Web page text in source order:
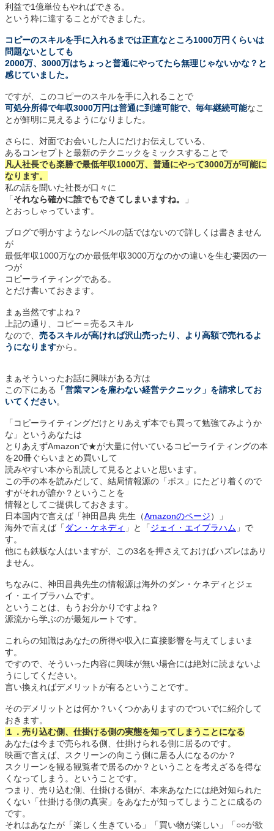
利益で1億単位もやればできる。
という粋に達することができました。
コピーのスキルを手に入れるまでは正直なところ1000万円くらいは
問題ないとしても
2000万、3000万はちょっと普通にやってたら無理じゃないかな？と
感じていました。
ですが、このコピーのスキルを手に入れることで
可処分所得で年収3000万円は普通に到達可能で、毎年継続可能なこ
とが鮮明に見えるようになりました。
さらに、対面でお会いした人にだけお伝えしている、
あるコンセプトと最新のテクニックをミックスすることで
凡人社長でも楽勝で最低年収1000万、普通にやって3000万が可能に
なります。
私の話を聞いた社長が口々に
「それなら確かに誰でもできてしまいますね。
」
とおっしゃっています。
ブログで明かすようなレベルの話ではないので詳しくは書きません
が
最低年収1000万なのか最低年収3000万なのかの違いを生む要因の一
つが
コピーライティングである。
とだけ書いておきます。
まぁ当然ですよね？
上記の通り、コピー＝売るスキル
なので、 売るスキルが高ければ沢山売ったり、より高額で売れるよ
うになりますから。
まぁそういったお話に興味がある方は
この下にある
「営業マンを雇わない経営テクニック」を請求してお
いてください。
「コピーライティングだけとりあえず本でも買って勉強てみようか
な」というあなたは
とりあえずAmazonで★が大量に付いているコピーライティングの本
を20冊ぐらいまとめ買いして
読みやすい本から乱読して見るとよいと思います。
この手の本を読みだして、結局情報源の「ボス」にたどり着くので
すがそれが誰か？ということを
情報としてご提供しておきます。
日本国内で言えば「神田昌典 先生（Amazonのページ）」
海外で言えば「 ダン・ケネディ 」と「ジェイ・エイブラハム 」で
す。
他にも鉄板な人はいますが、この3名を押さえておけばハズレはあり
ません。
ちなみに、神田昌典先生の情報源は海外のダン・ケネディとジェ
イ・エイブラハムです。
ということは、もうお分かりですよね？
源流から学ぶのが最短ルートです。
これらの知識はあなたの所得や収入に直接影響を与えてしまいま
す。
ですので、そういった内容に興味が無い場合には絶対に読まないよ
うにしてください。
言い換えればデメリットが有るということです。
そのデメリットとは何か？いくつかありますのでついでに紹介して
おきます。
１．売り込む側、仕掛ける側の実態を知ってしまうことになる
あなたは今まで売られる側、仕掛けられる側に居るのです。
映画で言えば、スクリーンの向こう側に居る人になるのか？
スクリーンを観る観覧者で居るのか？ということを考えざるを得な
くなってしまう。ということです。
つまり、売り込む側、仕掛ける側が、本来あなたには絶対知られた
くない「仕掛ける側の真実」をあなたが知ってしまうことに成るの
です。
それはあなたが「楽しく生きている」「買い物が楽しい」「○○が欲